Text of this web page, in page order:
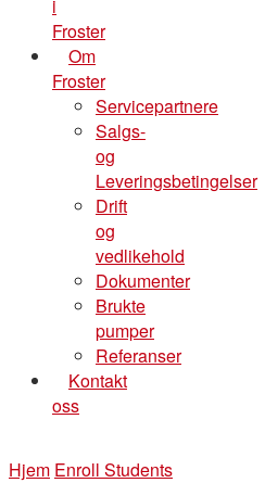
i
Froster
Om
Froster
Servicepartnere
Salgs-
og
Leveringsbetingelser
Drift
og
vedlikehold
Dokumenter
Brukte
pumper
Referanser
Kontakt
oss
Hjem Enroll Students